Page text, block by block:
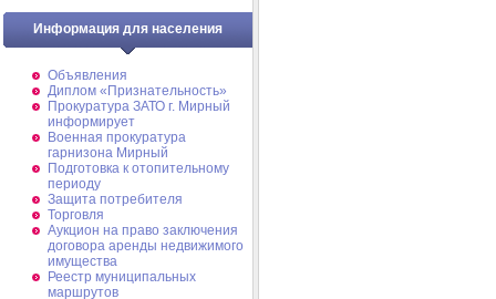
Информация для населения
Объявления
Диплом «Признательность»
Прокуратура ЗАТО г. Мирный
информирует
Военная прокуратура
гарнизона Мирный
Подготовка к отопительному
периоду
Защита потребителя
Торговля
Аукцион на право заключения
договора аренды недвижимого
имущества
Реестр муниципальных
маршрутов